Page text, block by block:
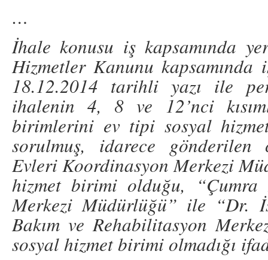
…
İhale konusu iş kapsamında
Hizmetler Kanunu
18.12.2014 tarihli yazı ile
ihalenin 4, 8 ve 12’nci
birimlerini ev tipi sosyal
sorulmuş, idarece gönderilen
Evleri Koordinasyon Merkezi
hizmet birimi olduğu, “Çumra
Merkezi Müdürlüğü” ile “Dr.
Bakım ve Rehabilitasyon
sosyal hizmet birimi olmadığı